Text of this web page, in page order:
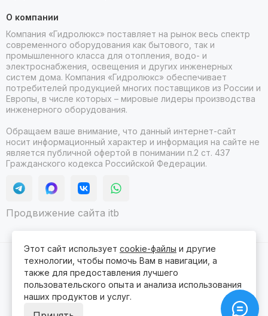
О компании
Компания «Гидролюкс» поставляет на рынок весь спектр
современного оборудования как бытового, так и
промышленного класса для отопления, водо- и
электроснабжения, освещения и других инженерных
систем дома. Компания «Гидролюкс» обеспечивает
потребителей продукцией многих поставщиков из России и
Европы, в числе которых – мировые лидеры производства
инженерного оборудования.
Обращаем ваше внимание, что данный интернет-сайт
носит информационный характер и информация на сайте не
является публичной офертой в понимании п.2 ст. 437
Гражданского кодекса Российской Федерации.
Продвижение сайта itb
2026 © Гидролюкс.Карта сайта
Сделано вProSalesдля платформы
Этот сайт использует cookie-файлы и другие
технологии, чтобы помочь Вам в навигации, а
также для предоставления лучшего
пользовательского опыта и анализа использования
наших продуктов и услуг.